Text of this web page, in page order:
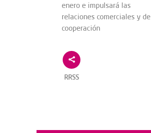
enero e impulsará las
relaciones comerciales y de
cooperación
RRSS